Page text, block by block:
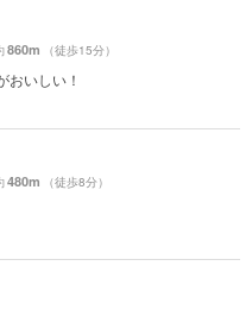
860m （徒歩15分）
おいしい！
480m （徒歩8分）